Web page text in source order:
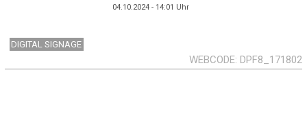
04.10.2024 - 14:01 Uhr
DIGITAL SIGNAGE
WEBCODE DPF8_171802